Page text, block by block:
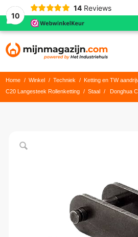
10
14 Reviews
Home / Winkel / Techniek / Ketting en TW
C20 Langesteek Rollenketting
/ Staal / Donghua